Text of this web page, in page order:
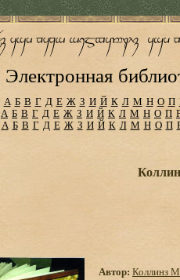
Электронная
А Б В Г Д Е Ж З И Й К Л М Н О П
А Б В Г Д Е Ж З И Й К Л М Н О П
А Б В Г Д Е Ж З И Й К Л М Н О П
Автор: Коллинз